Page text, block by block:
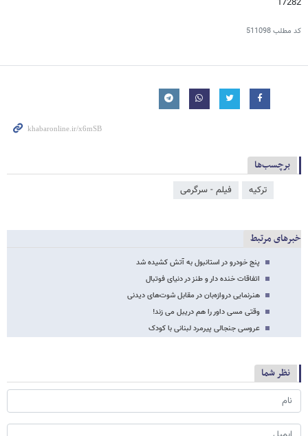
کد مطلب511098
برچسب‌ها
ترکیه فیلم - سرگرمی
خبرهای مرتبط
پنج خودرو در استانبول به آتش کشیده شد
اتفاقات خنده دار و طنز در دنیای فوتبال
هنرنمایی دروازه‌بان در مقابل شوت‌های دیدنی
وقتی مسی داور را هم دریبل می زند!
عروسی جنجالی پیرمرد لبنانی با کودک
نظر شما